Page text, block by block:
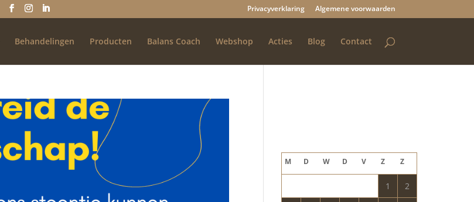
Privacyverklaring Algemene voorwaarden
Behandelingen Producten Balans Coach Webshop Acties Blog Contact
M D W D V Z Z
1 2